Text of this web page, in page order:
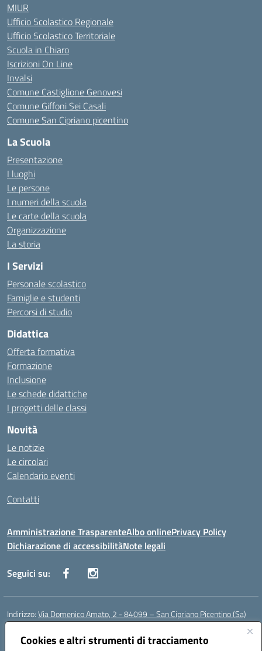
Cookies e altri strumenti di tracciamento
MIUR
Ufficio Scolastico Regionale
Ufficio Scolastico Territoriale
Scuola in Chiaro
Iscrizioni On Line
Invalsi
Comune Castiglione Genovesi
Comune Giffoni Sei Casali
Comune San Cipriano picentino
La Scuola
Presentazione
I luoghi
Le persone
I numeri della scuola
Le carte della scuola
Organizzazione
La storia
I Servizi
Personale scolastico
Famiglie e studenti
Percorsi di studio
Didattica
Offerta formativa
Formazione
Inclusione
Le schede didattiche
I progetti delle classi
Novità
Le notizie
Le circolari
Calendario eventi
Contatti
Amministrazione TrasparenteAlbo onlinePrivacy Policy
Dichiarazione di accessibilitàNote legali
Seguici su:
Indirizzo:Via Domenico Amato, 2 - 84099 – San Cipriano Picentino (Sa)
Centralino:
Posta elettronica certificata (PEC):saic87700c@pec.istruzione.it